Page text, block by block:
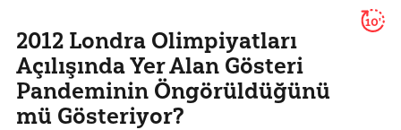
2012 Londra Olimpiyatları
Açılışında Yer Alan Gösteri
Pandeminin Öngörüldüğünü
mü Gösteriyor?
10'